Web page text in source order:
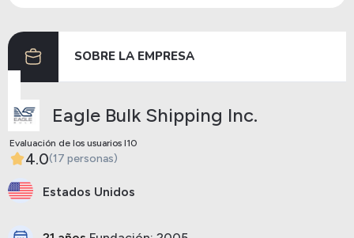
SOBRE LA EMPRESA
Eagle Bulk Shipping Inc.
Evaluación de los usuarios I10
4.0(17 personas)
Estados Unidos